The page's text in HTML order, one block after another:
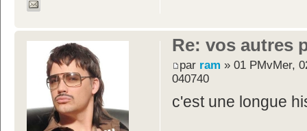
Re: vos autres
par ram » 01 PMvMer,
040740
c'est une longue